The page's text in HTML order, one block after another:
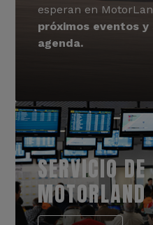
esperan en
próximos eventos
agenda.
SERVICIO